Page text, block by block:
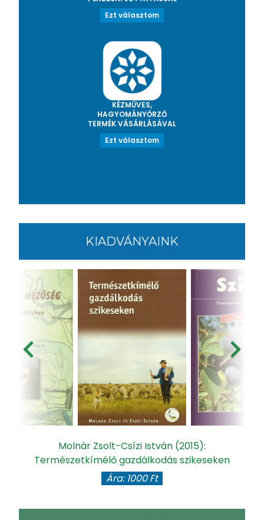
Ezt választom
KÉZMŰVES,
HAGYOMÁNYŐRZŐ
TERMÉK VÁSÁRLÁSÁVAL
Ezt választom
KIADVÁNYAINK
Molnár Zsolt-Csízi István (2015):
Természetkímélő gazdálkodás szikeseken
Ára: 1000 Ft